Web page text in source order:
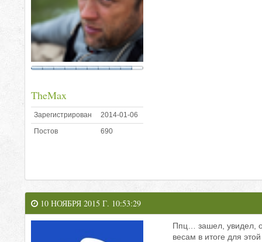
TheMax
Зарегистрирован
2014-01-06
Постов
690
10 НОЯБРЯ 2015 Г. 10:53:29
Ппц… зашел, увидел,
весам в итоге для